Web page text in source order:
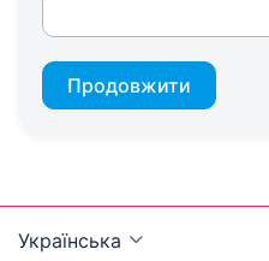
Продовжити
Українська